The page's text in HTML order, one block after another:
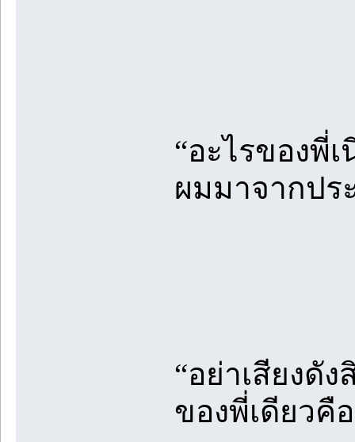
“อะไรของพี่
ผมมาจากปร
“อย่าเสียงดั
ของพี่เดียวคื